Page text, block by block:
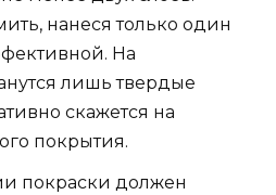
нанеся только один
На
лишь твердые
скажется на
покрытия.
покраски должен